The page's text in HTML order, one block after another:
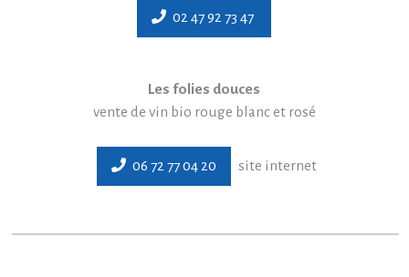
02 47 92 73 47
Les folies douces
vente de vin bio rouge blanc et rosé
06 72 77 04 20 site internet